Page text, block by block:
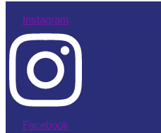
Instagram
Facebook